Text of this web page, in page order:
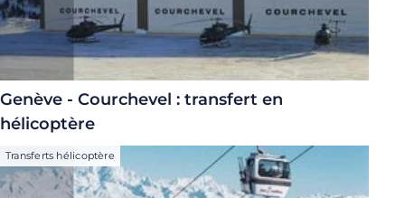
Genève - Courchevel : transfert en
hélicoptère
Transferts hélicoptère